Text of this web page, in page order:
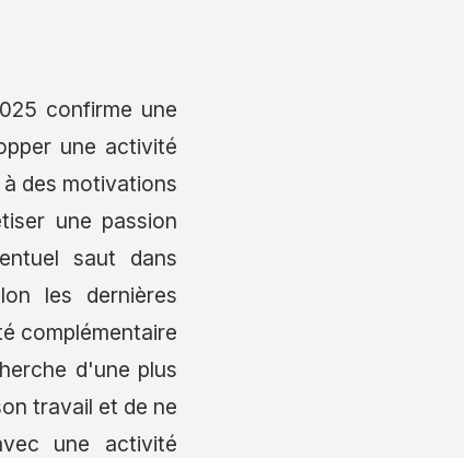
confirme une
une activité
des motivations
une passion
saut dans
les dernières
complémentaire
d'une plus
travail et de ne
une activité